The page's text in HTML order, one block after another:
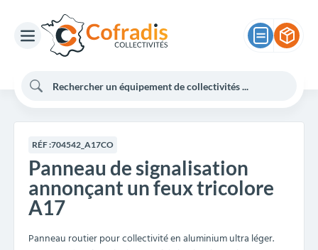
RÉF :704542_A17CO
Panneau de signalisation
annonçant un feux tricolore
A17
Panneau routier pour collectivité en aluminium ultra léger.